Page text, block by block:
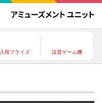
入荷プライズ 設置ゲーム機